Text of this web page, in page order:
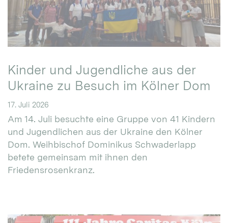
Kinder und Jugendliche aus der
Ukraine zu Besuch im Kölner Dom
17. Juli 2026
Am 14. Juli besuchte eine Gruppe von 41 Kindern
und Jugendlichen aus der Ukraine den Kölner
Dom. Weihbischof Dominikus Schwaderlapp
betete gemeinsam mit ihnen den
Friedensrosenkranz.